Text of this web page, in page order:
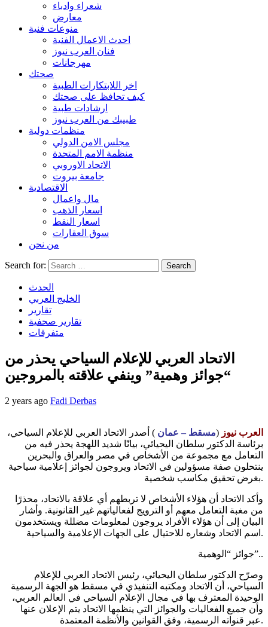
شعراء وادباء
معارض
منوعات فنية
احدث الاعمال الفنية
فنان العرب نيوز
مهرجانات
صحتك
اخر اللابتكارات الطبية
كيف تحافظ على صحتك
ارشادات طبية
طبيبك من العرب نيوز
منظمات دولية
مجلس الامن الدولي
منظمة الامم المتحدة
الاتحاد الاوروبي
جامعة بيروت
الاقتصادية
مال واعمال
اسعار الذهب
اسعار النفط
سوق العقارات
من نحن
Search for:
الحدث
الخليج العربي
تقارير
تقارير صحفية
متفرقات
الاتحاد العربي للإعلام السياحي يحذر من
“جوائز وهمية” وينفي علاقته بالمروجين
2 years ago Fadi Derbas
العرب نيوز (مسقط – عمان ) أصدر الاتحاد العربي للإعلام السياحي،
برئاسة الدكتور سلطان اليحيائي، بيانًا شديد اللهجة يحذر فيه من
التعامل مع مجموعة من الأشخاص في مصر والعراق والبحرين
ينتحلون صفة مسؤولين في الاتحاد ويروجون لجوائز إعلامية سياحية
بغرض تحقيق مكاسب شخصية.
وأكد الاتحاد أن هؤلاء الأشخاص لا تربطهم أي علاقة بالاتحاد، محذرًا
من مغبة التعامل معهم أو الترويج لفعالياتهم غير القانونية. وأشار
البيان إلى أن هؤلاء الأفراد يروجون لمعلومات مضللة ويستخدمون
اسم الاتحاد وشعاره للاحتيال على الجهات الإعلامية والسياحية.
جوائز “الوهمية”..
وصرّح الدكتور سلطان اليحيائي، رئيس الاتحاد العربي للإعلام
السياحي، أن الاتحاد ومكتبه التنفيذي في مسقط هو الجهة الرسمية
الوحيدة المعترف بها في مجال الإعلام السياحي في العالم العربي،
وأن جميع الفعاليات والجوائز التي ينظمها الاتحاد يتم الإعلان عنها
عبر قنواته الرسمية، وفق القوانين والأنظمة المعتمدة.